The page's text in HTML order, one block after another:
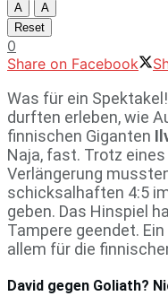
A
A
Reset
0
Share on Facebook
Was für ein
durften erleben, wie
finnischen Giganten
Naja, fast. Trotz
Verlängerung
schicksalhaften 4:5
geben. Das Hinspiel
Tampere geendet.
allem für die
David gegen Goliath?